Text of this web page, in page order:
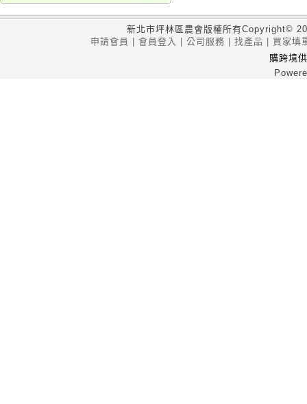
新北市坪林區農會版權所有Copyright©
申請會員 | 會員登入 | 公司服務 | 找產品 | 買家填
購跨境